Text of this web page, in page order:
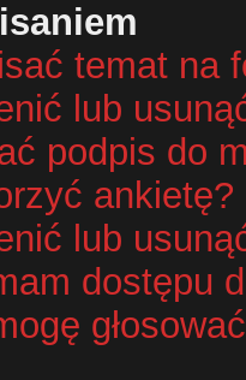
temat na
lub
podpis do
ankietę?
lub
dostępu